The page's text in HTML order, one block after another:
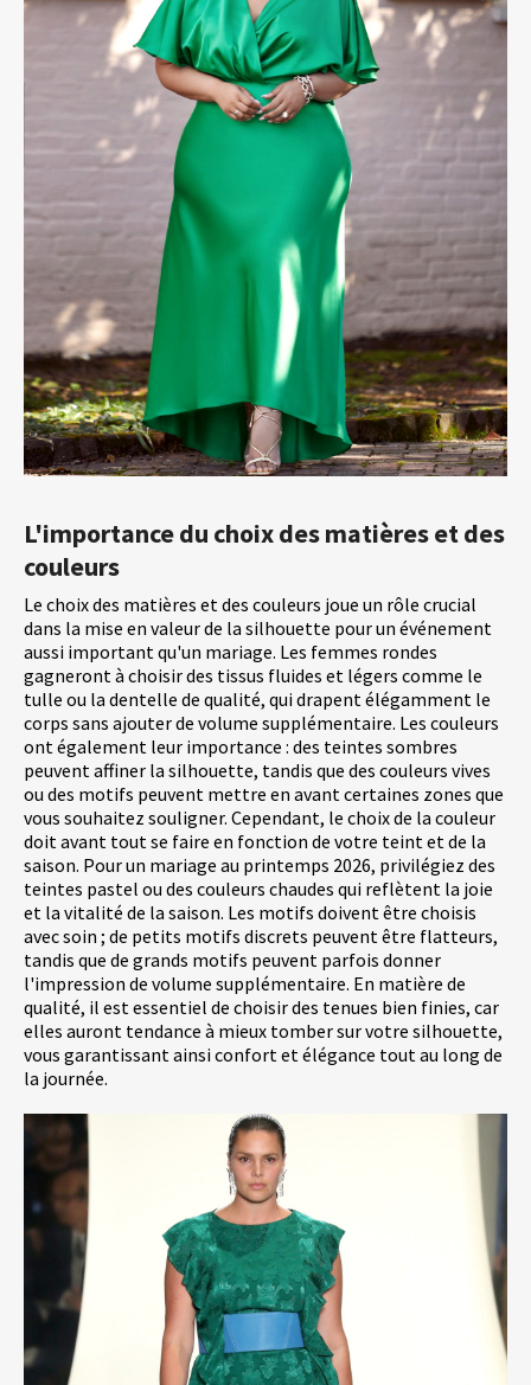
L'importance du choix des matières et des
couleurs
Le choix des matières et des couleurs joue un rôle crucial
dans la mise en valeur de la silhouette pour un événement
aussi important qu'un mariage. Les femmes rondes
gagneront à choisir des tissus fluides et légers comme le
tulle ou la dentelle de qualité, qui drapent élégamment le
corps sans ajouter de volume supplémentaire. Les couleurs
ont également leur importance : des teintes sombres
peuvent affiner la silhouette, tandis que des couleurs vives
ou des motifs peuvent mettre en avant certaines zones que
vous souhaitez souligner. Cependant, le choix de la couleur
doit avant tout se faire en fonction de votre teint et de la
saison. Pour un mariage au printemps 2026, privilégiez des
teintes pastel ou des couleurs chaudes qui reflètent la joie
et la vitalité de la saison. Les motifs doivent être choisis
avec soin ; de petits motifs discrets peuvent être flatteurs,
tandis que de grands motifs peuvent parfois donner
l'impression de volume supplémentaire. En matière de
qualité, il est essentiel de choisir des tenues bien finies, car
elles auront tendance à mieux tomber sur votre silhouette,
vous garantissant ainsi confort et élégance tout au long de
la journée.